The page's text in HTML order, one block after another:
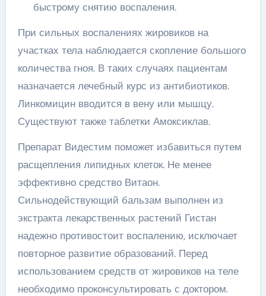
быстрому снятию воспаления.
При сильных воспалениях жировиков на
участках тела наблюдается скопление большого
количества гноя. В таких случаях пациентам
назначается лечебный курс из антибиотиков.
Линкомицин вводится в вену или мышцу.
Существуют также таблетки Амоксиклав.
Препарат Видестим поможет избавиться путем
расщепления липидных клеток. Не менее
эффективно средство Витаон.
Сильнодействующий бальзам выполнен из
экстракта лекарственных растений Гистан
надежно противостоит воспалению, исключает
повторное развитие образований. Перед
использованием средств от жировиков на теле
необходимо проконсультировать с доктором.